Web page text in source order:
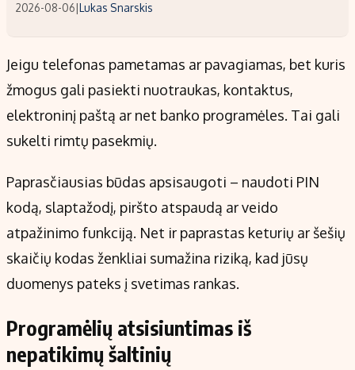
2026-08-06|Lukas Snarskis
Jeigu telefonas pametamas ar pavagiamas, bet kuris
žmogus gali pasiekti nuotraukas, kontaktus,
elektroninį paštą ar net banko programėles. Tai gali
sukelti rimtų pasekmių.
Paprasčiausias būdas apsisaugoti – naudoti PIN
kodą, slaptažodį, piršto atspaudą ar veido
atpažinimo funkciją. Net ir paprastas keturių ar šešių
skaičių kodas ženkliai sumažina riziką, kad jūsų
duomenys pateks į svetimas rankas.
Programėlių atsisiuntimas iš
nepatikimų šaltinių